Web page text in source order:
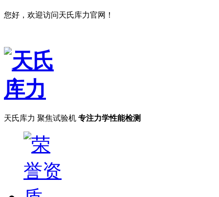
您好，欢迎访问天氏库力官网！
天氏库力 聚焦试验机 专注力学性能检测